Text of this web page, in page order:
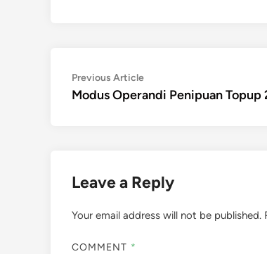
Post
navigation
Previous ArticlePrevious
article:
Modus Operandi Penipuan Topup
Leave a Reply
Your email address will not be published.
COMMENT *